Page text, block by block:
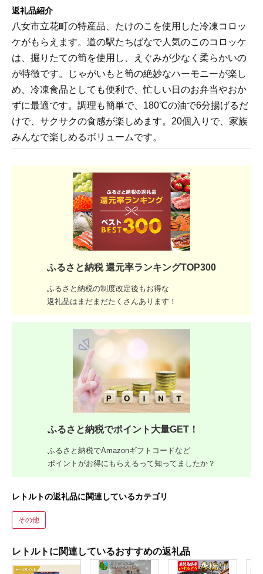
返礼品紹介
八女市立花町の特産品、たけのこを使用した冷凍コロッ
ケがもらえます。道の駅たちばなで人気のこのコロッケ
は、掘りたての筍を使用し、えぐみが少なく柔らかいの
が特徴です。じゃがいもと筍の絶妙なハーモニーが楽し
め、冷凍食品としても便利で、忙しい日のお弁当やおか
ずに最適です。調理も簡単で、180℃の油で6分揚げるだ
けで、サクサクの食感が楽しめます。20個入りで、家族
みんなで楽しめるボリュームです。
ふるさと納税 還元率ランキングTOP300
ふるさと納税の制度改定後もお得な
返礼品はまだまだたくさんあります！
ふるさと納税でポイント大量GET！
ふるさと納税でAmazonギフトコードなど
ポイントがお得にもらえるって知ってましたか？
レトルトの返礼品に関連しているカテゴリ
その他
レトルトに関連しているおすすめの返礼品